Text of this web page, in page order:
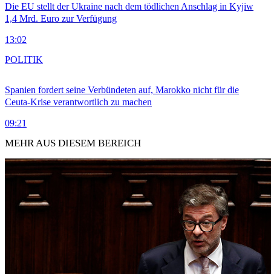
Die EU stellt der Ukraine nach dem tödlichen Anschlag in Kyjiw
1,4 Mrd. Euro zur Verfügung
13:02
Spanien fordert seine Verbündeten auf, Marokko nicht für die
Ceuta-Krise verantwortlich zu machen
09:21
POLITIK
MEHR AUS DIESEM BEREICH